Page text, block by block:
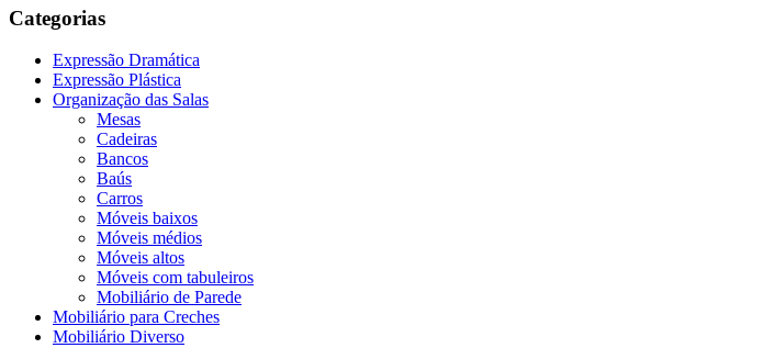
Categorias
Expressão Dramática
Expressão Plástica
Organização das Salas
Mesas
Cadeiras
Bancos
Baús
Carros
Móveis baixos
Móveis médios
Móveis altos
Móveis com tabuleiros
Mobiliário de Parede
Mobiliário para Creches
Mobiliário Diverso